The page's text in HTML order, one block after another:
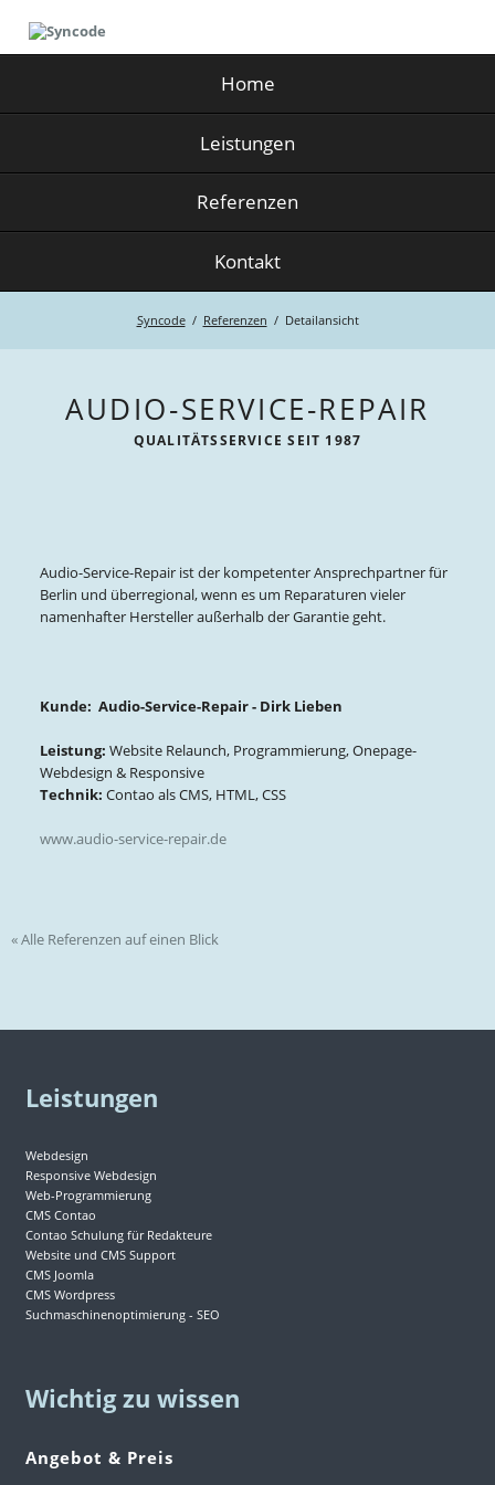
Home
Leistungen
Referenzen
Kontakt
Syncode Referenzen Detailansicht
AUDIO-SERVICE-REPAIR
QUALITÄTSSERVICE SEIT 1987
Audio-Service-Repair ist der kompetenter Ansprechpartner für
Berlin und überregional, wenn es um Reparaturen vieler
namenhafter Hersteller außerhalb der Garantie geht.
Kunde: Audio-Service-Repair - Dirk Lieben
Leistung: Website Relaunch, Programmierung, Onepage-
Webdesign & Responsive
Technik: Contao als CMS, HTML, CSS
www.audio-service-repair.de
« Alle Referenzen auf einen Blick
Leistungen
Webdesign
Responsive Webdesign
Web-Programmierung
CMS Contao
Contao Schulung für Redakteure
Website und CMS Support
CMS Joomla
CMS Wordpress
Suchmaschinenoptimierung - SEO
Wichtig zu wissen
Angebot & Preis